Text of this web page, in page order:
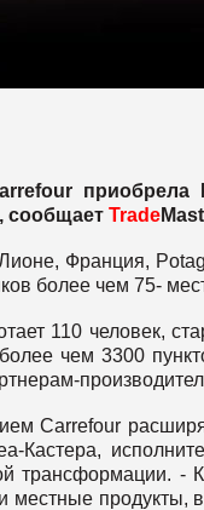
сообщает Trade
Франция,
более чем 75-
110 человек,
чем 3300
Carrefour
Кастера,
трансформации. -
местные продукты,